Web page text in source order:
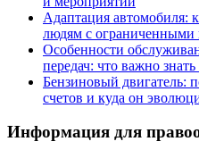
Адаптация автомобиля:
людям с ограниченными
Особенности
передач: что важно
Бензиновый двигатель:
счетов и куда он
Информация для